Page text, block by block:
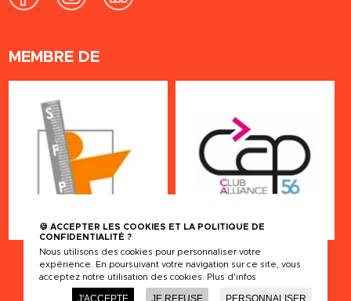
MEMBRE DE
🍪 ACCEPTER LES COOKIES ET LA POLITIQUE DE
CONFIDENTIALITÉ ?
Nous utilisons des cookies pour personnaliser votre
expérience. En poursuivant votre navigation sur ce site, vous
acceptez notre utilisation des cookies.
Plus d'infos
J'ACCEPTE JE REFUSE PERSONNALISER